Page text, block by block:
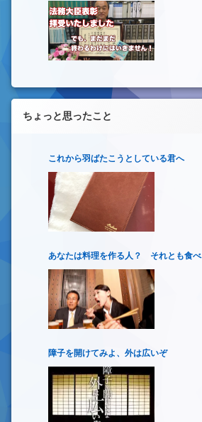
ちょっと思ったこと
これから羽ばたこうとしている君へ
あなたは料理を作る人？ それとも食べ
障子を開けてみよ、外は広いぞ